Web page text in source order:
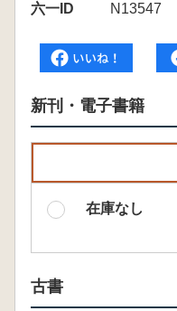
六一ID
N13547
新刊・電子書籍
在庫なし
古書